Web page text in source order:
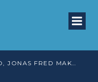
DEPUIS SA CELLULE À OUESSO, JONAS FRED MAKITA DÉNONCE CE QU’IL QUALIFIE DE DÉNI DE JUSTICE